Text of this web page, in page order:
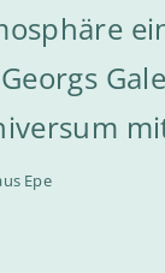
Epe
Epe